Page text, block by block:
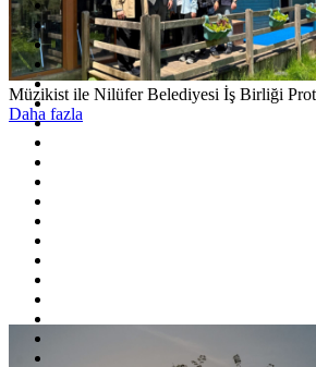
Müzikist ile Nilüfer Belediyesi İş Birliği
Daha fazla